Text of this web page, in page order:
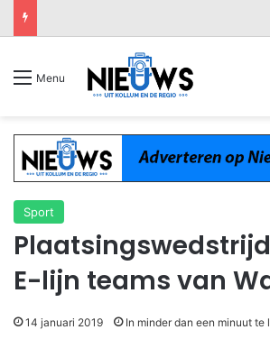
Menu
Sport
E-lijn teams van
14 januari 2019 In minder dan een minuut te